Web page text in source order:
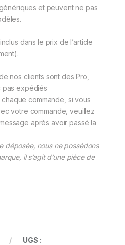
et peuvent ne pas
dans le prix de l’article
nos clients sont des Pro,
pas expédiés
commande, si vous
votre commande, veuillez
après avoir passé la
déposée, nous ne possédons
il s’agit d’une pièce de
UGS :